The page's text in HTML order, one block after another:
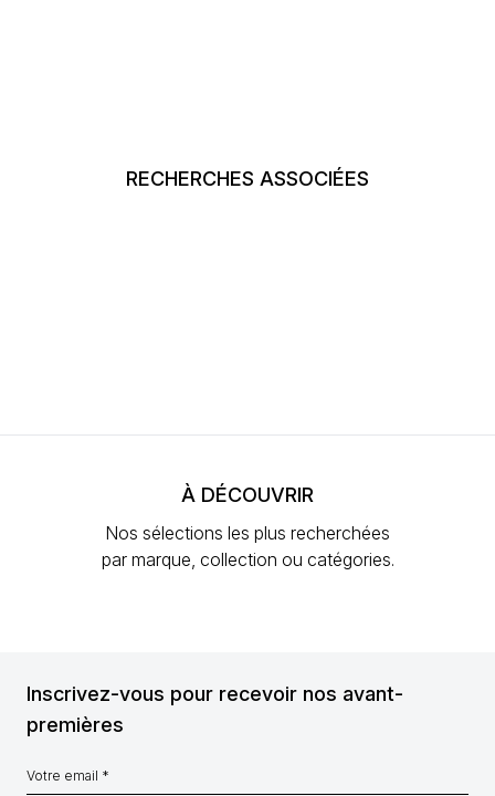
RECHERCHES ASSOCIÉES
À DÉCOUVRIR
Nos sélections les plus recherchées
par marque, collection ou catégories.
Inscrivez-vous pour recevoir nos avant-
premières